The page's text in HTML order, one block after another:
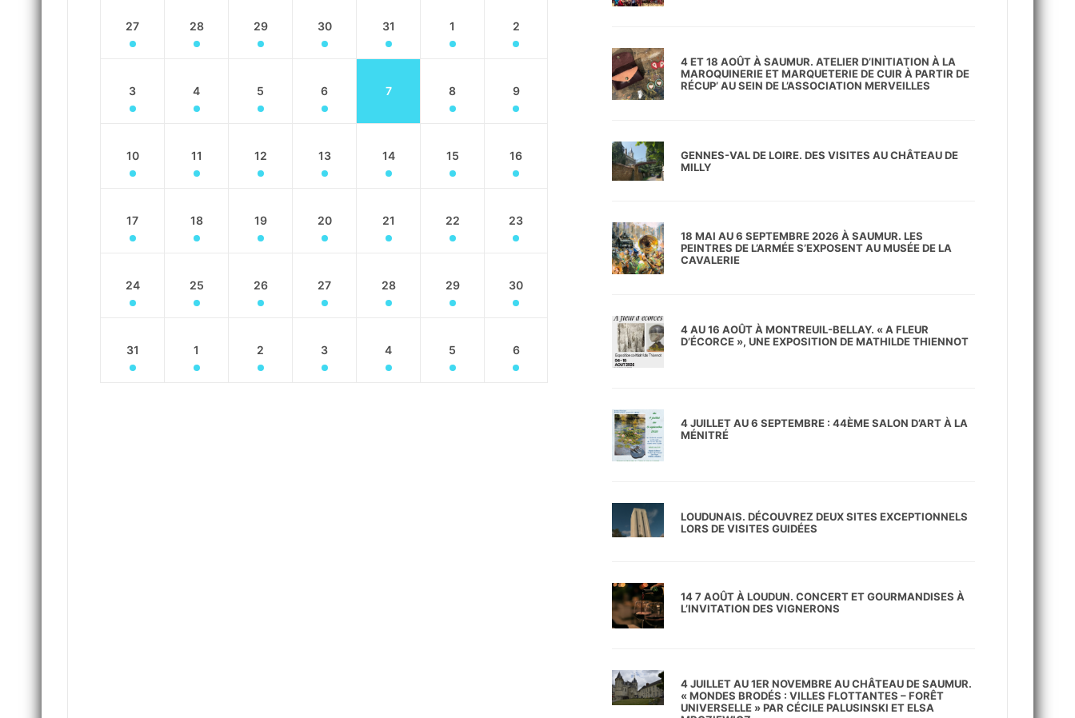
27 28 29 30 31 1 2
3 4 5 6 7 8 9
10 11 12 13 14 15 16
17 18 19 20 21 22 23
24 25 26 27 28 29 30
31 1 2 3 4 5 6
4 ET 18 AOÛT À SAUMUR. ATELIER D’INITIATION À LA
MAROQUINERIE ET MARQUETERIE DE CUIR À PARTIR DE
RÉCUP’ AU SEIN DE L’ASSOCIATION MERVEILLES
GENNES-VAL DE LOIRE. DES VISITES AU CHÂTEAU DE
MILLY
18 MAI AU 6 SEPTEMBRE 2026 À SAUMUR. LES
PEINTRES DE L’ARMÉE S’EXPOSENT AU MUSÉE DE LA
CAVALERIE
4 AU 16 AOÛT À MONTREUIL-BELLAY. « A FLEUR
D’ÉCORCE », UNE EXPOSITION DE MATHILDE THIENNOT
4 JUILLET AU 6 SEPTEMBRE : 44ÈME SALON D’ART À LA
MÉNITRÉ
LOUDUNAIS. DÉCOUVREZ DEUX SITES EXCEPTIONNELS
LORS DE VISITES GUIDÉES
14 7 AOÛT À LOUDUN. CONCERT ET GOURMANDISES À
L’INVITATION DES VIGNERONS
4 JUILLET AU 1ER NOVEMBRE AU CHÂTEAU DE SAUMUR.
« MONDES BRODÉS : VILLES FLOTTANTES – FORÊT
UNIVERSELLE » PAR CÉCILE PALUSINSKI ET ELSA